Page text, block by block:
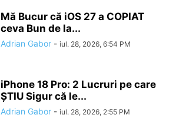
Mă Bucur că iOS 27 a COPIAT
ceva Bun de la...
Adrian Gabor - iul. 28, 2026, 6:54 PM
iPhone 18 Pro: 2 Lucruri pe care
ȘTIU Sigur că le...
Adrian Gabor - iul. 28, 2026, 2:55 PM